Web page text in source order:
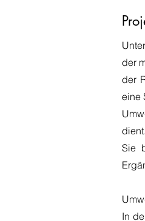
der
der
eine
dient.
Sie
In